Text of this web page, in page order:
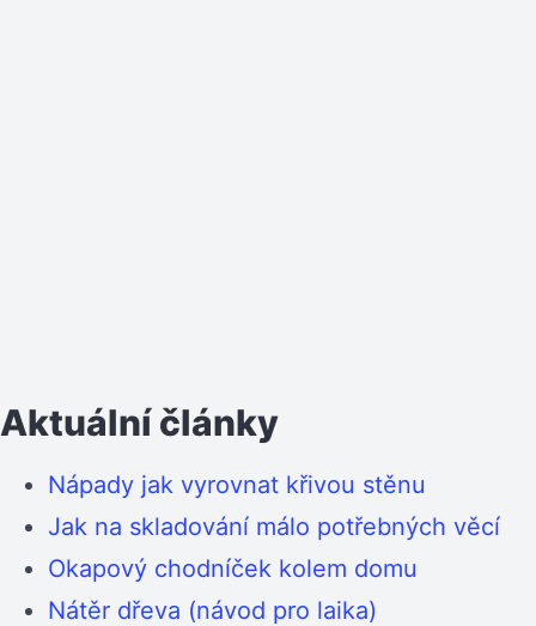
Aktuální články
Nápady jak vyrovnat křivou stěnu
Jak na skladování málo potřebných věcí
Okapový chodníček kolem domu
Nátěr dřeva (návod pro laika)